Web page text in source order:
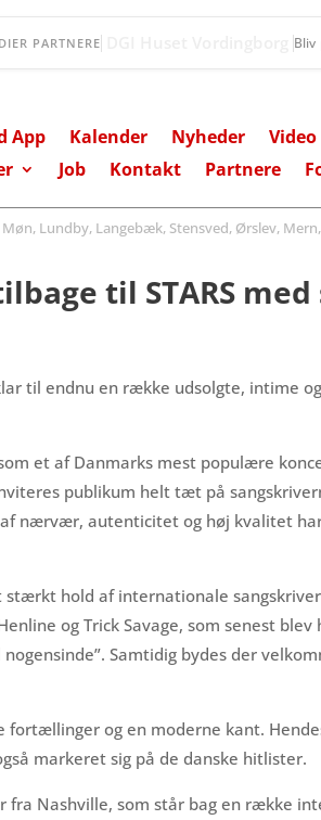
PARTNERE
App Kalender Nyheder Video
Job Kontakt Partnere
Lundby, Langebæk, Stensved, Ørslev, Mern,
til STARS
til endnu en række udsolgte, intime
et af Danmarks mest populære
publikum helt tæt på
nærvær, autenticitet og høj kvalitet
hold af internationale
og Trick Savage, som senest
Samtidig bydes der
og en moderne kant.
markeret sig på de danske hitlister.
Nashville, som står bag en række